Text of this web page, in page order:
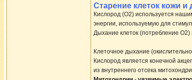
Старение клеток кожи и
Кислород (O2) используется
энергии, используемую для
Дыхание клеток (потребление
Клеточное дыхание
Кислород является конечной
из внутреннего отсека